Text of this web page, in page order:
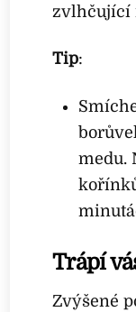
zvlhčující
Tip:
medu.
Trápí
Zvýšené